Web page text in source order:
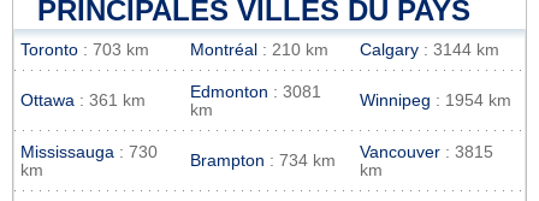
PRINCIPALES VILLES DU PAYS
Toronto : 703 km Montréal : 210 km Calgary : 3144 km
Ottawa : 361 km Edmonton : 3081
km
Winnipeg : 1954 km
Mississauga : 730
km
Brampton : 734 km Vancouver : 3815
km